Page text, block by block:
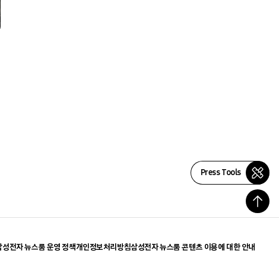
Press Tools
성전자 뉴스룸 운영 정책개인정보처리방침삼성전자 뉴스룸 콘텐츠 이용에 대한 안내